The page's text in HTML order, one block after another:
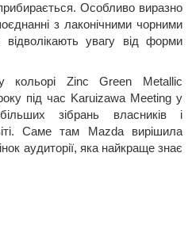
Особливо виразно
з лаконічними чорними
увагу від форми
кольорі Zinc Green Metallic
під час Karuizawa Meeting у
зібрань власників і
Саме там Mazda вирішила
аудиторії, яка найкраще знає